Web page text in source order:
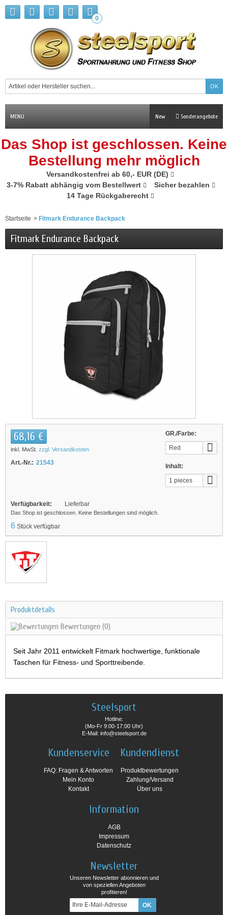
0
MENU Sonderangebote
New
Das Shop ist geschlossen. Keine
Bestellung mehr möglich
Versandkostenfrei ab 60,- EUR (DE)
3-7% Rabatt abhängig vom Bestellwert
Sicher bezahlen
14 Tage Rückgaberecht
Startseite > Fitmark Endurance Backpack
Fitmark Endurance Backpack
GR./Farbe:
Red
Inhalt:
1 pieces
68,16 €
inkl. MwSt. zzgl. Versandkosten
Art.-Nr.: 21543
Verfügbarkeit: Lieferbar
Das Shop ist geschlossen. Keine Bestellungen sind möglich.
6 Stück verfügbar
Produktdetails
Bewertungen (0)
Seit Jahr 2011 entwickelt Fitmark hochwertige, funktionale
Taschen für Fitness- und Sporttreibende.
Steelsport
Hotline:
(Mo-Fr 9:00-17:00 Uhr)
E-Mail: info@steelsport.de
Kundenservice
FAQ: Fragen & Antworten
Mein Konto
Kontakt
Kundendienst
Produktbewertungen
Zahlung/Versand
Über uns
Information
AGB
Impressum
Datenschutz
Newsletter
Unseren Newsletter abonnieren und
von speziellen Angeboten
profitieren!